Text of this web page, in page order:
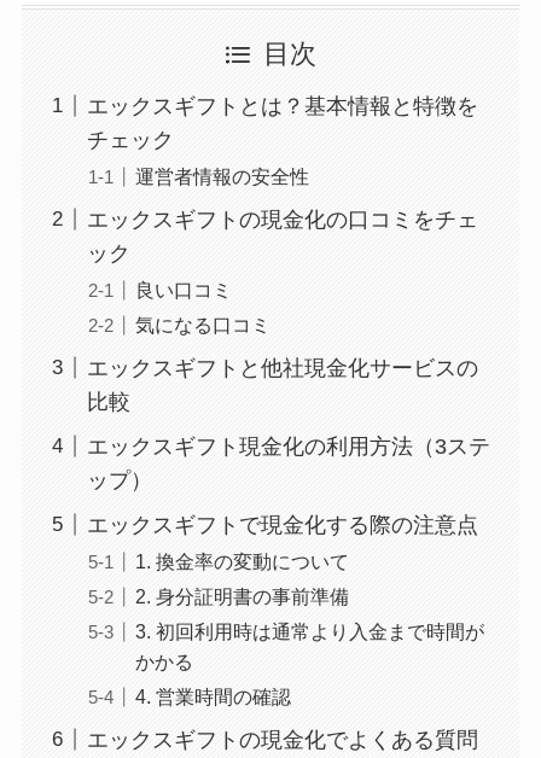
目次
エックスギフトとは？基本情報と特徴を
チェック
運営者情報の安全性
エックスギフトの現金化の口コミをチェ
ック
良い口コミ
気になる口コミ
エックスギフトと他社現金化サービスの
比較
エックスギフト現金化の利用方法（3ステ
ップ）
エックスギフトで現金化する際の注意点
1. 換金率の変動について
2. 身分証明書の事前準備
3. 初回利用時は通常より入金まで時間が
かかる
4. 営業時間の確認
エックスギフトの現金化でよくある質問